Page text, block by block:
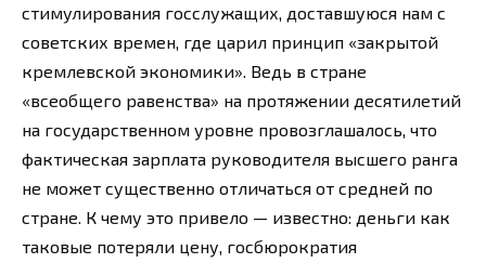
стимулирования госслужащих, доставшуюся нам с
советских времен, где царил принцип «закрытой
кремлевской экономики». Ведь в стране
«всеобщего равенства» на протяжении десятилетий
на государственном уровне провозглашалось, что
фактическая зарплата руководителя высшего ранга
не может существенно отличаться от средней по
стране. К чему это привело — известно: деньги как
таковые потеряли цену, госбюрократия